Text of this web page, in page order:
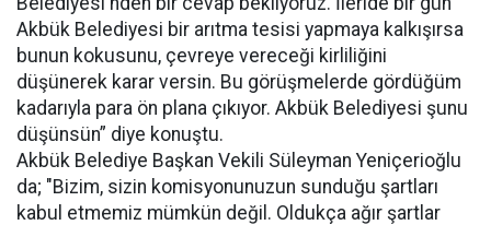
Akbük Belediyesi bir arıtma tesisi yapmaya kalkışırsa
bunun kokusunu, çevreye vereceği kirliliğini
düşünerek karar versin. Bu görüşmelerde gördüğüm
kadarıyla para ön plana çıkıyor. Akbük Belediyesi şunu
düşünsün” diye konuştu.
Akbük Belediye Başkan Vekili Süleyman Yeniçerioğlu
da; "Bizim, sizin komisyonunuzun sunduğu şartları
kabul etmemiz mümkün değil. Oldukça ağır şartlar